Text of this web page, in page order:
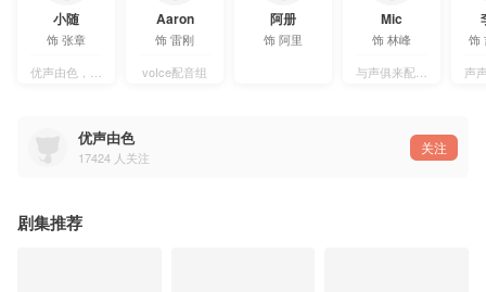
导演：邪月
后期：雪糕
美工：路人翔
宣传：星上橙
雷刚：Aaron【特邀】
阿里：阿册【决意同人】
林峰：Mic【决意同人】
士兵：燕十三【特邀】
小随
饰张章
优声由色，京诚之声
Aaron
饰雷刚
voIce配音组
阿册
饰阿里
Mic
饰林峰
与声俱来配音社团
饰
声
优声由色
17424 人关注
关注
剧集推荐